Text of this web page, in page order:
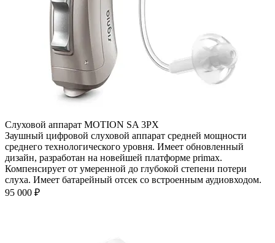
Слуховой аппарат MOTION SA 3PX
Заушный цифровой слуховой аппарат средней мощности
среднего технологического уровня. Имеет обновленный
дизайн, разработан на новейшей платформе primax.
Компенсирует от умеренной до глубокой степени потери
слуха. Имеет батарейный отсек со встроенным аудиовходом.
95 000 ₽